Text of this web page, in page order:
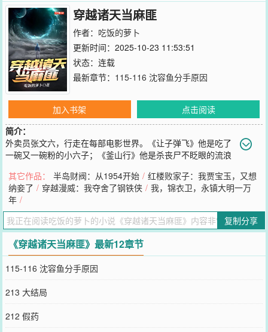
穿越诸天当麻匪
作者： 吃饭的萝卜
更新时间：2025-10-23 11:53:51
状态：连载
最新章节： 115-116 沈容鱼分手原因
加入书架
点击阅读
简介：
外卖员张文六，行走在每部电影世界。《让子弹飞》他是吃了
一碗又一碗粉的小六子；《釜山行》他是杀丧尸不眨眼的流浪
神》他是身患绝症的黄毛。《明日战记》、《唐人街探案》、《长津
湖》、《水门桥》、《红海行动》、《新世界》、《无间道》、《大
话西游》、《西游伏魔》、《熔炉》、《国产凌凌漆》、《叶问》、
《西西里的美丽传说》、《红楼梦》、《水浒传》、《三国演义》、
《西游记》、《死亡教室》、《绝地求生》、《喜剧之王》。。。。
您要是觉得《穿越诸天当麻匪 》还不错的话请不要忘记向您QQ群和微
博微信里的朋友推荐哦！
其它作品： 半岛财阀：从1954开始 / 红楼败家子：我贾宝玉，又想
纳妾了 / 穿越漫威：我夺舍了钢铁侠 / 我，锦衣卫，永镇大明一万
年 /
复制分享
《穿越诸天当麻匪》最新12章节
115-116 沈容鱼分手原因
213 大结局
212 假药